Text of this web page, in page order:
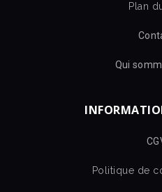
Plan
Qui
Politique de